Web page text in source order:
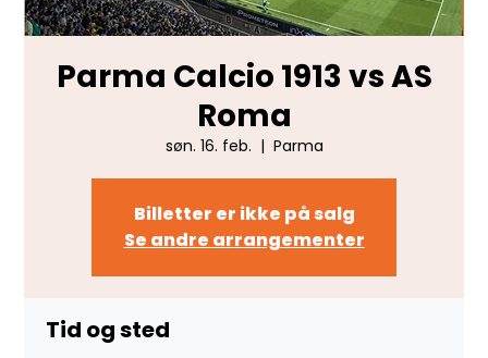
Parma Calcio 1913 vs AS
Roma
søn. 16. feb.
  |
Parma
Billetter er ikke på salg
Se andre arrangementer
Tid og sted